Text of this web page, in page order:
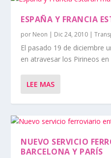
ESPAÑA Y FRANCIA
por Neon | Dic 24, 2010 |
El pasado 19 de diciembre
en atravesar los Pirineos en
LEE MAS
NUEVO SERVICIO
BARCELONA Y PARÍS